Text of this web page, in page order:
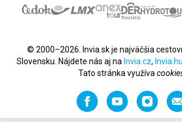
© 2000–2026. Invia.sk je najväčšia
Slovensku. Nájdete nás aj na Invia.cz, Invia.hu
Tato stránka využíva
FacebookYouTubeInstagram